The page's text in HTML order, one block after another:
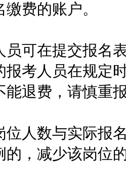
费的账户。
在提交报名表
报考人员在规定
能退费，请慎重
数与实际报名
的，减少该岗位